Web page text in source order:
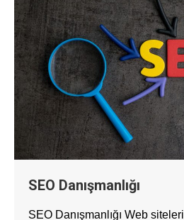
SEO Danışmanlığı
SEO Danışmanlığı Web